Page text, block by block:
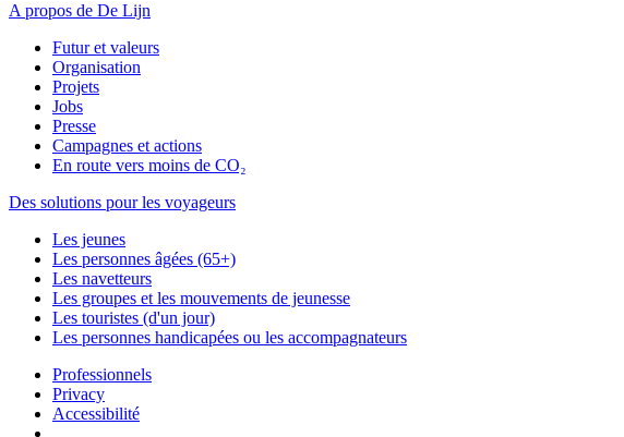
A propos de De Lijn
Futur et valeurs
Organisation
Projets
Jobs
Presse
Campagnes et actions
En route vers moins de CO₂
Des solutions pour les voyageurs
Les jeunes
Les personnes âgées (65+)
Les navetteurs
Les groupes et les mouvements de jeunesse
Les touristes (d'un jour)
Les personnes handicapées ou les accompagnateurs
Professionnels
Privacy
Accessibilité